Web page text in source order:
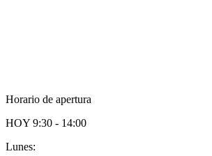
Horario de apertura
HOY 9:30 - 14:00
Lunes: